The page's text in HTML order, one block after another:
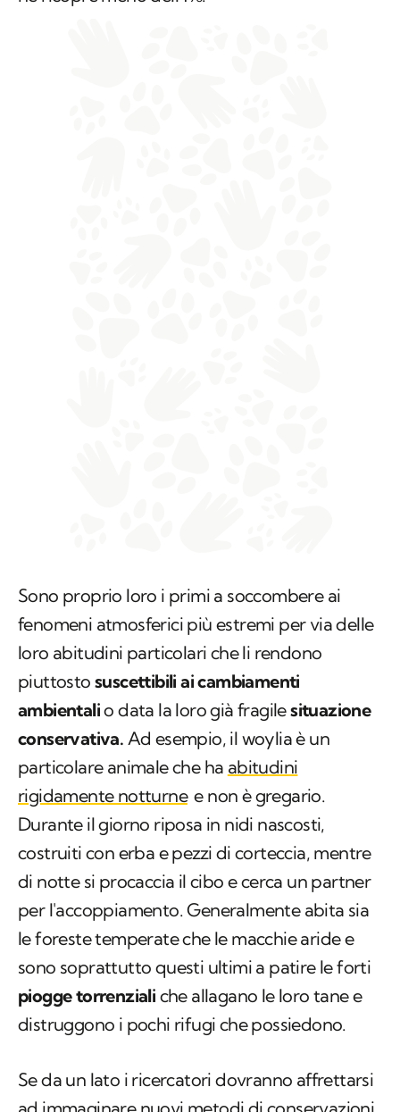
Sono proprio loro i primi a soccombere ai
fenomeni atmosferici più estremi per via delle
loro abitudini particolari che li rendono
piuttostosuscettibili ai cambiamenti
ambientalio data la loro già fragilesituazione
conservativa. Ad esempio, il woylia è un
particolare animale che ha abitudini
rigidamente notturne e non è gregario.
Durante il giorno riposa in nidi nascosti,
costruiti con erba e pezzi di corteccia, mentre
di notte si procaccia il cibo e cerca un partner
per l'accoppiamento. Generalmente abita sia
le foreste temperate che le macchie aride e
sono soprattutto questi ultimi a patire le forti
piogge torrenziali che allagano le loro tane e
distruggono i pochi rifugi che possiedono.
Se da un lato i ricercatori dovranno affrettarsi